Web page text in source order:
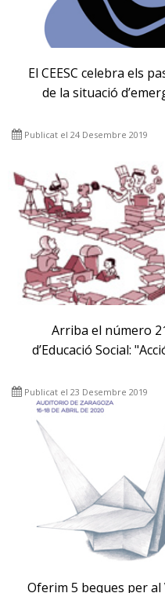
El CEESC celebra els
de la situació
Publicat el 24 Desembre 2019
Arriba el número
d’Educació Social:
Publicat el 23 Desembre 2019
Oferim 5 beques per